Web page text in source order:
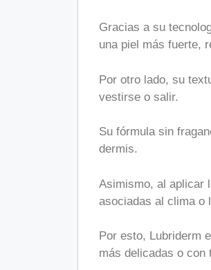
Gracias a su
una piel más fuerte,
Por otro lado, su
vestirse o salir.
Su fórmula sin
dermis.
Asimismo, al aplicar
asociadas al clima o
Por esto, Lubriderm
más delicadas o con